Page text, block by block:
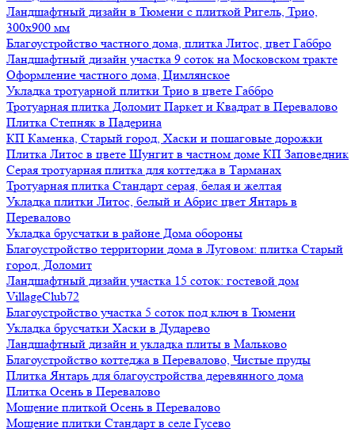
Ландшафтный дизайн в Тюмени с плиткой Ригель, Трио,
300х900 мм
Благоустройство частного дома, плитка Литос, цвет Габбро
Ландшафтный дизайн участка 9 соток на Московском тракте
Оформление частного дома, Цимлянское
Укладка тротуарной плитки Трио в цвете Габбро
Тротуарная плитка Доломит Паркет и Квадрат в Перевалово
Плитка Степняк в Падерина
КП Каменка, Старый город, Хаски и пошаговые дорожки
Плитка Литос в цвете Шунгит в частном доме КП Заповедник
Серая тротуарная плитка для коттеджа в Тарманах
Тротуарная плитка Стандарт серая, белая и желтая
Укладка плитки Литос, белый и Абрис цвет Янтарь в
Перевалово
Укладка брусчатки в районе Дома обороны
Благоустройство территории дома в Луговом: плитка Старый
город, Доломит
Ландшафтный дизайн участка 15 соток: гостевой дом
VillageClub72
Благоустройство участка 5 соток под ключ в Тюмени
Укладка брусчатки Хаски в Дударево
Ландшафтный дизайн и укладка плиты в Мальково
Благоустройство коттеджа в Перевалово, Чистые пруды
Плитка Янтарь для благоустройства деревянного дома
Плитка Осень в Перевалово
Мощение плиткой Осень в Перевалово
Мощение плитки Стандарт в селе Гусево